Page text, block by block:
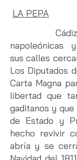
LA PEPA
Cádiz
napoleónicas
sus calles
Los Diputados
Carta Magna
libertad que
gaditanos y
de Estado y
hecho revivir
abría y se